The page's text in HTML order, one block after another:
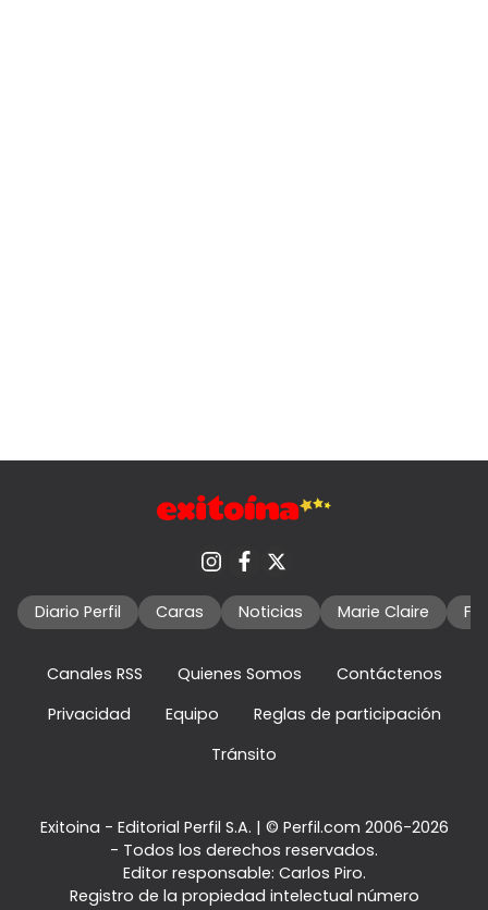
Diario Perfil Caras Noticias Marie Claire
Canales RSS Quienes Somos
Contáctenos
Privacidad
Equipo
Reglas de participación
Tránsito
Exitoina - Editorial Perfil S.A. | © Perfil.com 2006-2026
- Todos los derechos reservados.
Editor responsable: Carlos Piro.
Registro de la propiedad intelectual número